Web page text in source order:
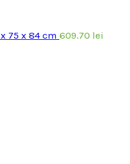
75 x 84 cm 609.70 lei